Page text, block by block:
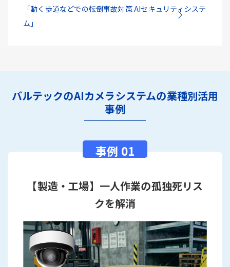
「動く歩道などでの転倒事故対策 AIセキュリティシステ
ム」
バルテックのAIカメラシステムの業種別活用
事例
【製造・工場】一人作業の孤独死リス
クを解消